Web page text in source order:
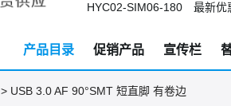
HYC02-SIM06-180 最新优
产品目录 促销产品 宣传栏
> USB 3.0 AF 90°SMT 短直脚 有卷边